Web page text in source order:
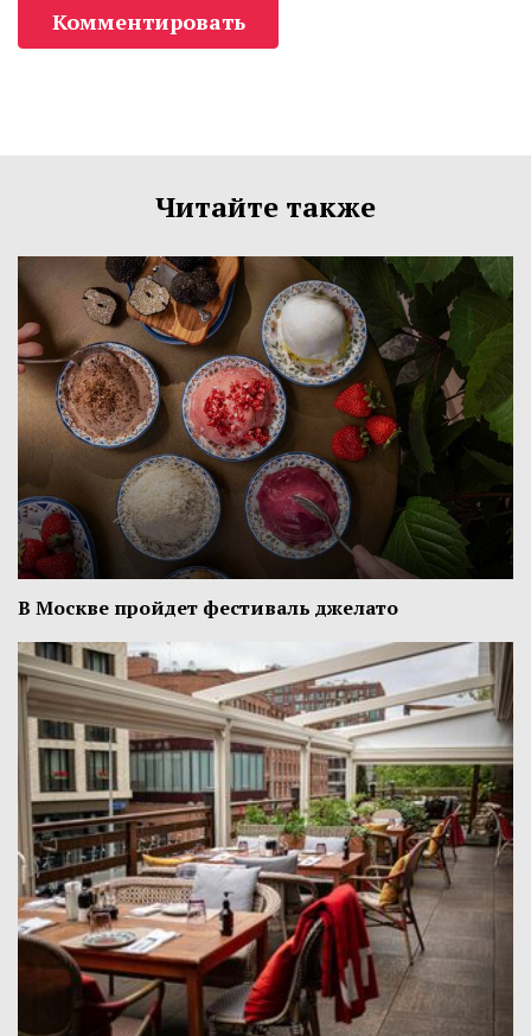
Комментировать
Читайте также
В Москве пройдет фестиваль джелато